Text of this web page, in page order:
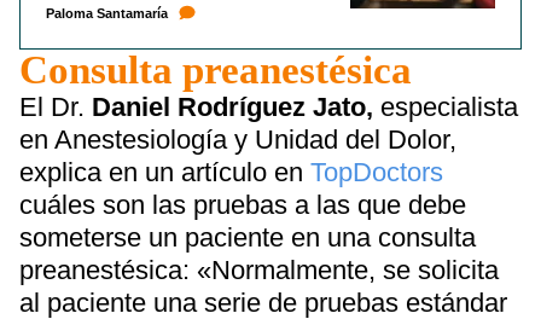
Paloma Santamaría
Consulta preanestésica
El Dr. Daniel Rodríguez Jato, especialista
en Anestesiología y Unidad del Dolor,
explica en un artículo en TopDoctors
cuáles son las pruebas a las que debe
someterse un paciente en una consulta
preanestésica: «Normalmente, se solicita
al paciente una serie de pruebas estándar